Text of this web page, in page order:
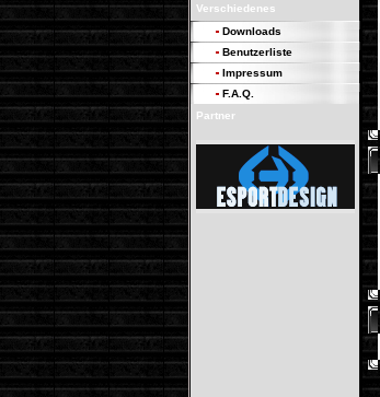
Verschiedenes
Downloads
Benutzerliste
Impressum
F.A.Q.
Partner